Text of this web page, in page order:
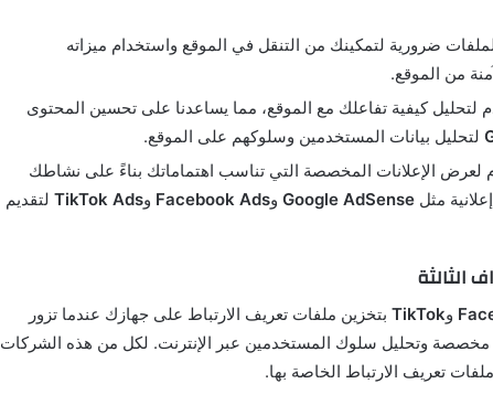
ضرورية لتمكينك من التنقل في الموقع واستخدام ميزاته
من الموقع.
لتحليل كيفية تفاعلك مع الموقع، مما يساعدنا على تحسين المحتوى
لتحليل بيانات المستخدمين وسلوكهم على الموقع.
لعرض الإعلانات المخصصة التي تناسب اهتماماتك بناءً على نشاطك
مثل Google AdSense وFacebook Ads وTikTok Ads لتقديم
الثالثة
وTikTok بتخزين ملفات تعريف الارتباط على جهازك عندما تزور
مخصصة وتحليل سلوك المستخدمين عبر الإنترنت. لكل من هذه الشركات
تعريف الارتباط الخاصة بها.